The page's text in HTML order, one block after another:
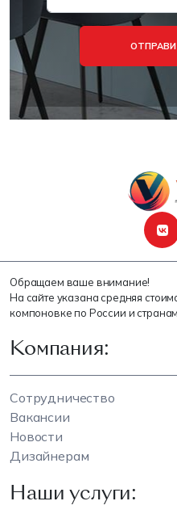
Обращаем ваше внимание!
На сайте указана средняя
компоновке по России и
Компания:
Сотрудничество
Вакансии
Новости
Дизайнерам
Наши услуги: